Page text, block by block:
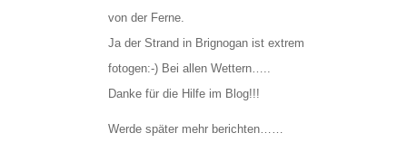
von der Ferne.
Ja der Strand in Brignogan ist extrem
fotogen:-) Bei allen Wettern…..
Danke für die Hilfe im Blog!!!
Werde später mehr berichten……